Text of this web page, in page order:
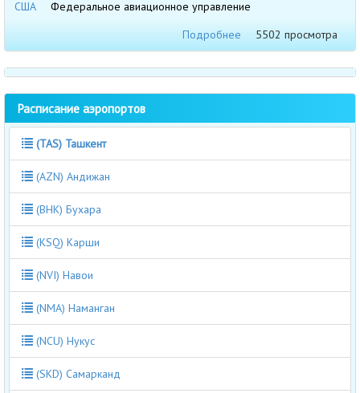
США
Федеральное авиационное управление
Подробнее
5502 просмотра
Расписание аэропортов
(TAS) Ташкент
(AZN) Андижан
(BHK) Бухара
(KSQ) Карши
(NVI) Навои
(NMA) Наманган
(NCU) Нукус
(SKD) Самарканд